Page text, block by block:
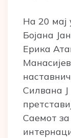
На 20 мај
Бојана
Ерика
Силвана Ј
Саемот